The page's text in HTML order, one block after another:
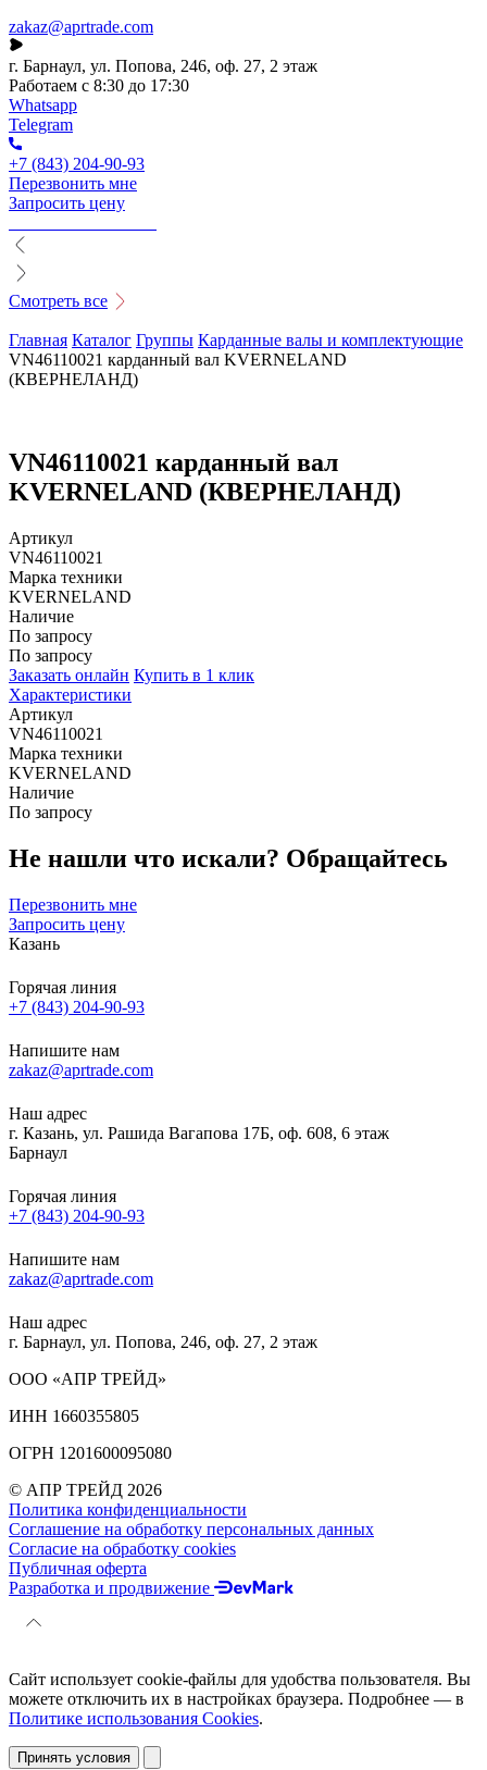
zakaz@aprtrade.com
г. Барнаул, ул. Попова, 246, оф. 27, 2 этаж
Работаем с 8:30 до 17:30
Whatsapp
Telegram
+7 (843) 204-90-93
Перезвонить мне
Запросить цену
Смотреть все
Главная Каталог Группы Карданные валы и комплектующие
VN46110021 карданный вал KVERNELAND
(КВЕРНЕЛАНД)
VN46110021 карданный вал
KVERNELAND (КВЕРНЕЛАНД)
Артикул
VN46110021
Марка техники
KVERNELAND
Наличие
По запросу
По запросу
Заказать онлайн Купить в 1 клик
Характеристики
Артикул
VN46110021
Марка техники
KVERNELAND
Наличие
По запросу
Не нашли что искали? Обращайтесь
Перезвонить мне
Запросить цену
Казань
Горячая линия
+7 (843) 204-90-93
Напишите нам
zakaz@aprtrade.com
Наш адрес
г. Казань, ул. Рашида Вагапова 17Б, оф. 608, 6 этаж
Барнаул
Горячая линия
+7 (843) 204-90-93
Напишите нам
zakaz@aprtrade.com
Наш адрес
г. Барнаул, ул. Попова, 246, оф. 27, 2 этаж
ООО «АПР ТРЕЙД»
ИНН 1660355805
ОГРН 1201600095080
© АПР ТРЕЙД 2026
Политика конфиденциальности
Соглашение на обработку персональных данных
Согласие на обработку cookies
Публичная оферта
Разработка и продвижение
Сайт использует cookie-файлы для удобства пользователя. Вы
можете отключить их в настройках браузера. Подробнее — в
Политике использования Cookies.
Принять условия